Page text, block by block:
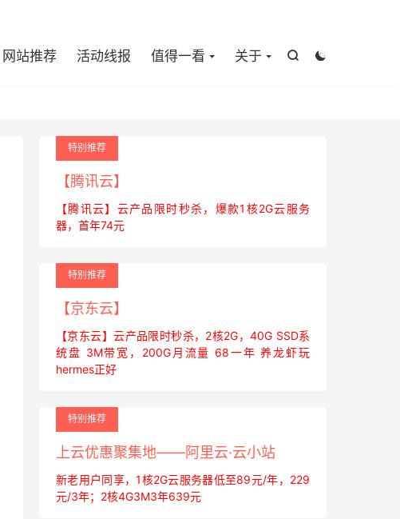


网站推荐 活动线报 值得一看 关于
特别推荐
【腾讯云】
【腾讯云】云产品限时秒杀，爆款1核2G云服务
器，首年74元
特别推荐
【京东云】
【京东云】云产品限时秒杀，2核2G，40G SSD系
统盘 3M带宽，200G月流量 68一年 养龙虾玩
hermes正好
特别推荐
上云优惠聚集地——阿里云·云小站
新老用户同享，1核2G云服务器低至89元/年，229
元/3年；2核4G3M3年639元